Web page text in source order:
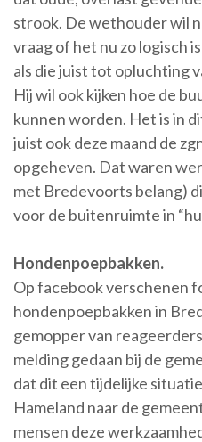
strook. De wethouder wil
vraag of het nu zo logisch
als die juist tot opluchting
Hij wil ook kijken hoe de
kunnen worden. Het is in
juist ook deze maand de
opgeheven. Dat waren
met Bredevoorts belang)
voor de buitenruimte in
Hondenpoepbakken.
Op facebook verschenen
hondenpoepbakken in
gemopper van
melding gedaan bij de
dat dit een tijdelijke
Hameland naar de
mensen deze